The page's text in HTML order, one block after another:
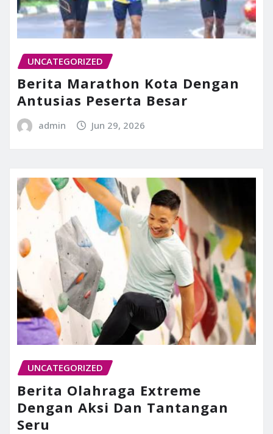
UNCATEGORIZED
Berita Marathon Kota Dengan
Antusias Peserta Besar
admin Jun 29, 2026
UNCATEGORIZED
Berita Olahraga Extreme
Dengan Aksi Dan Tantangan
Seru